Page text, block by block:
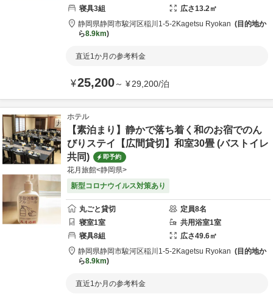
寝具3組 広さ13.2㎡
静岡県静岡市駿河区稲川1-5-2 Kagetsu Ryokan
目的地か
ら8.9km
直近1か月の参考料金
¥25,200～ ¥29,200/泊
ホテル
【素泊まり】静かで落ち着く和のお宿でのん
びりステイ【広間貸切】和室30畳 (バストイレ
共同)
即予約
花月旅館<静岡県>
新型コロナウイルス対策あり
丸ごと貸切 定員8名
寝室1室 共用浴室1室
寝具8組 広さ49.6㎡
静岡県静岡市駿河区稲川1-5-2 Kagetsu Ryokan
目的地か
ら8.9km
直近1か月の参考料金